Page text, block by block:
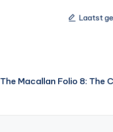
Laatst
The Macallan Folio 8: The